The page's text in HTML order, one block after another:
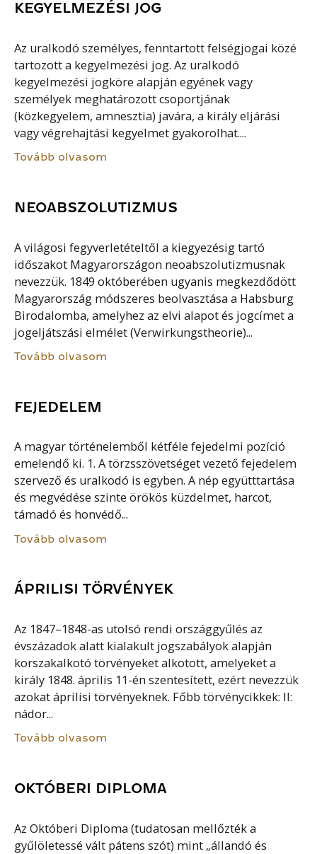
KEGYELMEZÉSI JOG
Az uralkodó személyes, fenntartott felségjogai közé
tartozott a kegyelmezési jog. Az uralkodó
kegyelmezési jogköre alapján egyének vagy
személyek meghatározott csoportjának
(közkegyelem, amnesztia) javára, a király eljárási
vagy végrehajtási kegyelmet gyakorolhat....
Tovább olvasom
NEOABSZOLUTIZMUS
A világosi fegyverletételtől a kiegyezésig tartó
időszakot Magyarországon neoabszolutizmusnak
nevezzük. 1849 októberében ugyanis megkezdődött
Magyarország módszeres beolvasztása a Habsburg
Birodalomba, amelyhez az elvi alapot és jogcímet a
jogeljátszási elmélet (Verwirkungstheorie)...
Tovább olvasom
FEJEDELEM
A magyar történelemből kétféle fejedelmi pozíció
emelendő ki. 1. A törzsszövetséget vezető fejedelem
szervező és uralkodó is egyben. A nép együtttartása
és megvédése szinte örökös küzdelmet, harcot,
támadó és honvédő...
Tovább olvasom
ÁPRILISI TÖRVÉNYEK
Az 1847–1848-as utolsó rendi országgyűlés az
évszázadok alatt kialakult jogszabályok alapján
korszakalkotó törvényeket alkotott, amelyeket a
király 1848. április 11-én szentesített, ezért nevezzük
azokat áprilisi törvényeknek. Főbb törvénycikkek: II:
nádor...
Tovább olvasom
OKTÓBERI DIPLOMA
Az Októberi Diploma (tudatosan mellőzték a
gyűlöletessé vált pátens szót) mint „állandó és